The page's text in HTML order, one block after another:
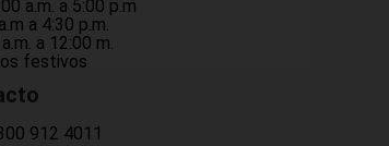
a.m. a 5:00 p.m
a 4:30 p.m.
a 12:00 m.
festivos
912 4011